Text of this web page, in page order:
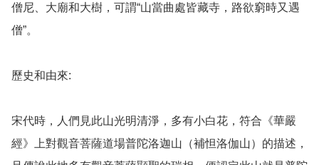
僧尼、大廟和大樹，可謂“山當曲處皆藏寺，路欲窮時又遇
僧”。
歷史和由來:
宋代時，人們見此山光明清淨，多有小白花，符合《華嚴
經》上對觀音菩薩道場普陀洛迦山（補怛洛伽山）的描述，